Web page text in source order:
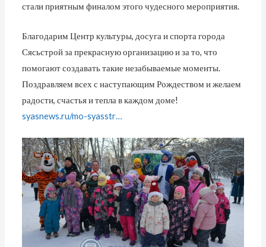
стали приятным финалом этого чудесного мероприятия.
Благодарим Центр культуры, досуга и спорта города
Сясьстрой за прекрасную организацию и за то, что
помогают создавать такие незабываемые моменты.
Поздравляем всех с наступающим Рождеством и желаем
радости, счастья и тепла в каждом доме!
syasnews.ru/mo-syasstr…